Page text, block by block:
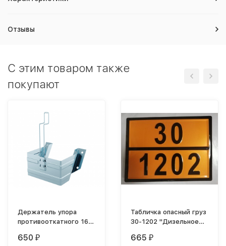
Отзывы
C этим товаром также
покупают
Держатель упора
противооткатного 160
650 ₽
Табличка опасный груз
30-1202 "Дизельное
665 ₽